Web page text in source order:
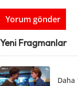
Yeni Fragmanlar
Daha